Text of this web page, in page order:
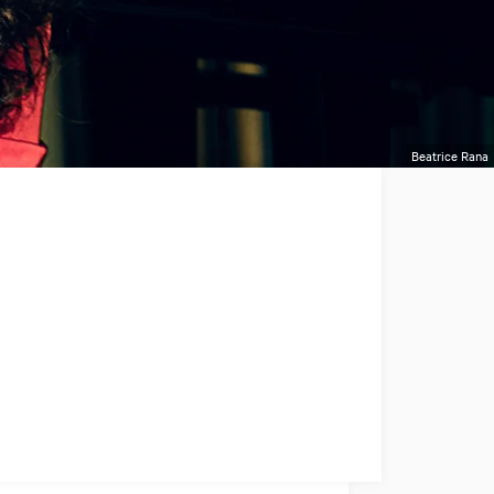
Beatrice Rana